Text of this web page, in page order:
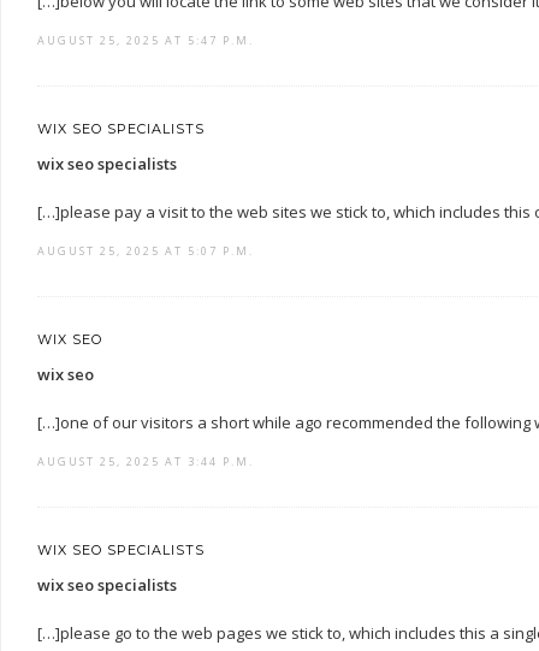
AUGUST 25, 2025 AT 5:47 P.M.
WIX SEO SPECIALISTS
wix seo specialists
[…]please pay a visit to the web sites we stick to, which includes
AUGUST 25, 2025 AT 5:07 P.M.
WIX SEO
wix seo
[…]one of our visitors a short while ago recommended the
AUGUST 25, 2025 AT 3:44 P.M.
WIX SEO SPECIALISTS
wix seo specialists
[…]please go to the web pages we stick to, which includes this a